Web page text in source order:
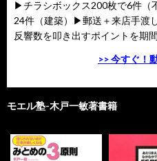
▶チラシボックス200枚で6件
24件（建築）▶郵送＋来店手渡
反響数を叩き出すポイントを期
>> 今すぐ！
モエル塾-木戸一敏著書籍